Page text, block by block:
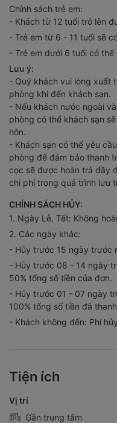
Chính sách trẻ em:
- Khách từ 12 tuổi trở lên
- Trẻ em từ 6 - 11 tuổi sẽ
- Trẻ em dưới 6 tuổi có thể
Lưu ý:
- Quý khách vui lòng xuất
phòng khi đến khách sạn.
- Nếu khách nước ngoài
phòng có thể khách sạn
hôn.
- Khách sạn có thể yêu
phòng để đảm bảo thanh
cọc sẽ được hoàn trả đầy
chi phí trong quá trình lưu
CHÍNH SÁCH HỦY:
1. Ngày Lễ, Tết: Không
2. Các ngày khác:
- Hủy trước 15 ngày trước
- Hủy trước 08 - 14 ngày
50% tổng số tiền của đơn.
- Hủy trước 01 - 07 ngày
100% tổng số tiền đã
- Khách không đến: Phí
Tiện ích
Vị trí
Gần trung tâm